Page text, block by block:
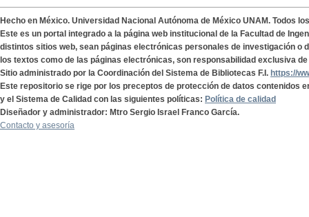
Hecho en México. Universidad Nacional Autónoma de México UNAM. Todos
Este es un portal integrado a la página web institucional de la Facultad de
distintos sitios web, sean páginas electrónicas personales de investigación o
los textos como de las páginas electrónicas, son responsabilidad exclusiva
Sitio administrado por la Coordinación del Sistema de Bibliotecas F.I. https://
Este repositorio se rige por los preceptos de protección de datos contenidos
y el Sistema de Calidad con las siguientes políticas: Política de calidad
Diseñador y administrador: Mtro Sergio Israel Franco García.
Contacto y asesoría